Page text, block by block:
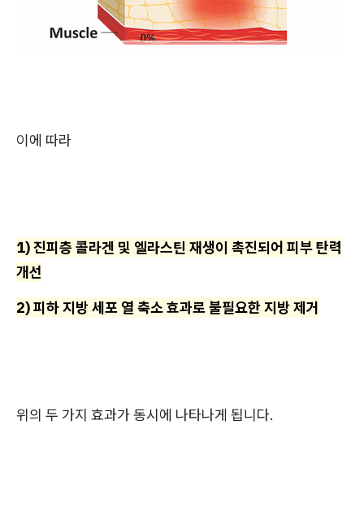
이에 따라
1) 진피층 콜라겐 및 엘라스틴 재생이 촉진되어 피부 탄력
개선
2) 피하 지방 세포 열 축소 효과로 불필요한 지방 제거
위의 두 가지 효과가 동시에 나타나게 됩니다.